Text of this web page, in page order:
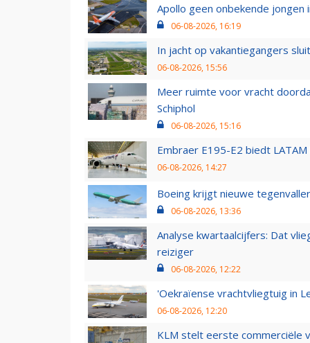
Apollo geen onbekende jongen
06-08-2026, 16:19
In jacht op vakantiegangers
06-08-2026, 15:56
Meer ruimte voor vracht
Schiphol
06-08-2026, 15:16
Embraer E195-E2 biedt
06-08-2026, 14:27
Boeing krijgt nieuwe
06-08-2026, 13:36
Analyse kwartaalcijfers: Dat
reiziger
06-08-2026, 12:22
'Oekraïense vrachtvliegtuig in
06-08-2026, 12:20
KLM stelt eerste commerciële